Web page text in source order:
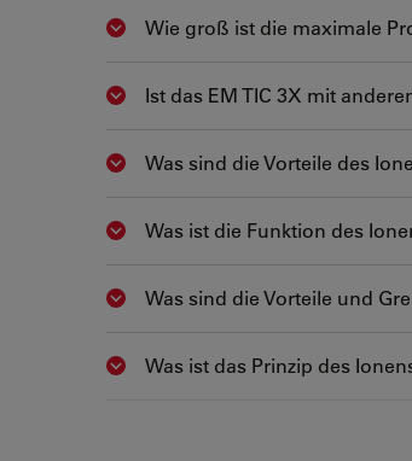
Show answer
Wie groß ist die maximale
Show answer
Ist das EM TIC 3X mit
Show answer
Was sind die Vorteile des
Show answer
Was ist die Funktion des
Show answer
Was sind die Vorteile und
Show answer
Was ist das Prinzip des